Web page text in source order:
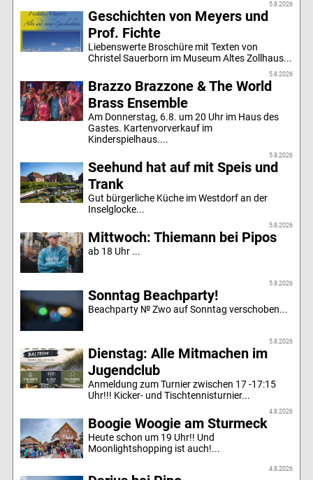
5.8.2026
Geschichten von Meyers und
Prof. Fichte
Liebenswerte Broschüre mit Texten von
Christel Sauerborn im Museum Altes Zollhaus...
5.8.2026
Brazzo Brazzone & The World
Brass Ensemble
Am Donnerstag, 6.8. um 20 Uhr im Haus des
Gastes. Kartenvorverkauf im
Kinderspielhaus....
5.8.2026
Seehund hat auf mit Speis und
Trank
Gut bürgerliche Küche im Westdorf an der
Inselglocke...
5.8.2026
Mittwoch: Thiemann bei Pipos
ab 18 Uhr ...
5.8.2026
Sonntag Beachparty!
Beachparty № Zwo auf Sonntag verschoben...
5.8.2026
Dienstag: Alle Mitmachen im
Jugendclub
Anmeldung zum Turnier zwischen 17 -17:15
Uhr!!! Kicker- und Tischtennisturnier...
4.8.2026
Boogie Woogie am Sturmeck
Heute schon um 19 Uhr!! Und
Moonlightshopping ist auch!...
4.8.2026